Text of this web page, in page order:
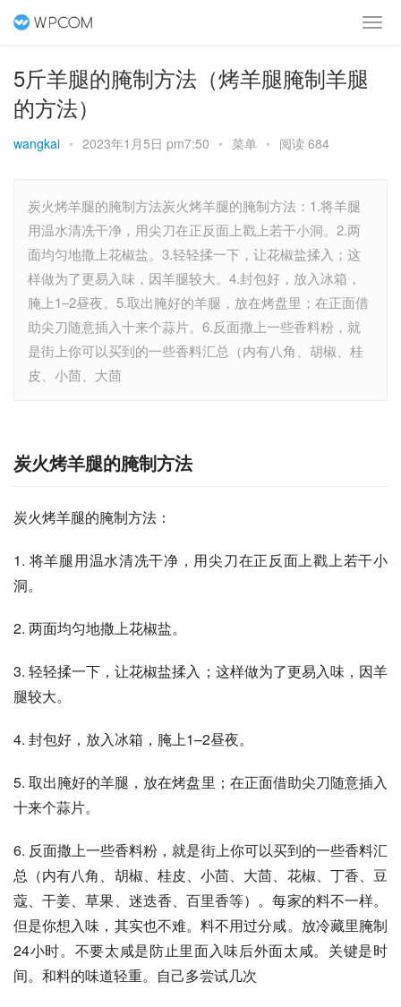
5斤羊腿的腌制方法（烤羊腿腌制羊腿
的方法）
wangkai • 2023年1月5日 pm7:50 • 菜单 • 阅读 684
炭火烤羊腿的腌制方法炭火烤羊腿的腌制方法：1.将羊腿
用温水清冼干净，用尖刀在正反面上戳上若干小洞。2.两
面均匀地撒上花椒盐。3.轻轻揉一下，让花椒盐揉入；这
样做为了更易入味，因羊腿较大。4.封包好，放入冰箱，
腌上1–2昼夜。5.取出腌好的羊腿，放在烤盘里；在正面借
助尖刀随意插入十来个蒜片。6.反面撒上一些香料粉，就
是街上你可以买到的一些香料汇总（内有八角、胡椒、桂
皮、小茴、大茴
炭火烤羊腿的腌制方法
炭火烤羊腿的腌制方法：
1. 将羊腿用温水清冼干净，用尖刀在正反面上戳上若干小
洞。
2. 两面均匀地撒上花椒盐。
3. 轻轻揉一下，让花椒盐揉入；这样做为了更易入味，因羊
腿较大。
4. 封包好，放入冰箱，腌上1–2昼夜。
5. 取出腌好的羊腿，放在烤盘里；在正面借助尖刀随意插入
十来个蒜片。
6. 反面撒上一些香料粉，就是街上你可以买到的一些香料汇
总（内有八角、胡椒、桂皮、小茴、大茴、花椒、丁香、豆
蔻、干姜、草果、迷迭香、百里香等）。每家的料不一样。
但是你想入味，其实也不难。料不用过分咸。放冷藏里腌制
24小时。不要太咸是防止里面入味后外面太咸。关键是时
间。和料的味道轻重。自己多尝试几次